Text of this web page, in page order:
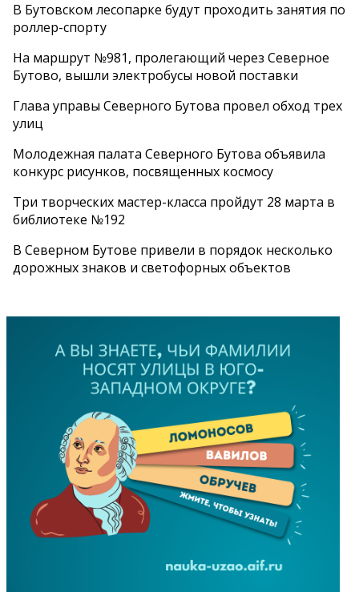
В Бутовском лесопарке будут проходить занятия по
роллер-спорту
На маршрут №981, пролегающий через Северное
Бутово, вышли электробусы новой поставки
Глава управы Северного Бутова провел обход трех
улиц
Молодежная палата Северного Бутова объявила
конкурс рисунков, посвященных космосу
Три творческих мастер-класса пройдут 28 марта в
библиотеке №192
В Северном Бутове привели в порядок несколько
дорожных знаков и светофорных объектов